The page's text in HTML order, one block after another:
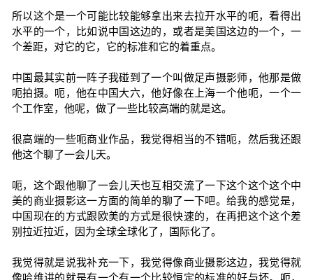
所以这个是一个可能比较能够拿出来去拉开水平的呃，看得出
水平的一个，比如说中国这边的，或者是美国这边的一个，一
个差距，对它的它，它的标准和它的着重点。
中国最其实前一阵子我碰到了一个叫做足声摄影师，他那是做
呃拍摄。呃，他在中国大六，他好像在上海一个他呃，一个一
个工作室，他呢，做了一些比较高端的就是这。
很高端的一些呃商业作品，我觉得相当的不错呃，然后我还跟
他这个聊了一会儿天。
呃，这个跟他聊了一会儿天也互相交流了一下这个这个这个中
美的商业摄影这一方面的简单的聊了一下吧。给我的感觉是，
中国现在的方式跟欧美的方式是很快速的，在再把这个这个差
别拉近拉近，因为全球全球化了，国际化了。
我觉得就是说我补充一下，我觉得像商业摄影这边，我觉得就
像哈维讲的就是有一个有一个比较恒定的标准的好与坏。呃，